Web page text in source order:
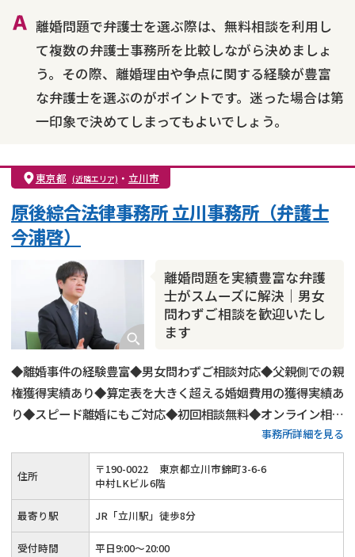
離婚問題で弁護士を選ぶ際は、無料相談を利用し
て複数の弁護士事務所を比較しながら決めましょ
う。その際、離婚理由や争点に関する経験が豊富
な弁護士を選ぶのがポイントです。迷った場合は第
一印象で決めてしまってもよいでしょう。
東京都 (近隣エリア) ・ 立川市
離婚問題を実績豊富な弁護
士がスムーズに解決｜男女
問わずご相談を歓迎いたし
ます
原後綜合法律事務所 立川事務所（弁護士
今浦啓）
◆離婚事件の経験豊富◆男女問わずご相談対応◆父親側での親
権獲得実績あり◆算定表を大きく超える婚姻費用の獲得実績あ
り◆スピード離婚にもご対応◆初回相談無料◆オンライン相談
にもご対応◆平日20時までご相談受付◆土日祝日もご予約可
◆「立川駅」から徒歩8分
事務所詳細を見る
住所 〒190-0022
東京都立川市錦町3-6-6
中村LKビル6階
最寄り駅 JR「立川駅」徒歩8分
受付時間 平日9:00〜20:00